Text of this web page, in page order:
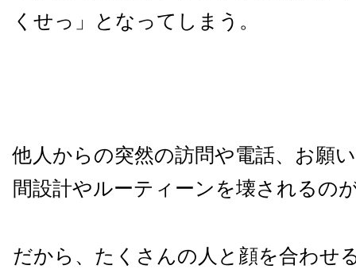
くせっ」となってしまう。
他人からの突然の訪問や電話、お願
間設計やルーティーンを壊されるの
だから、たくさんの人と顔を合わせ